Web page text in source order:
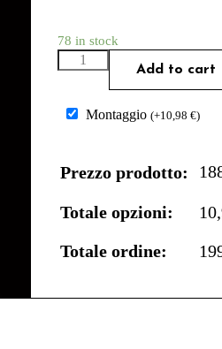
78 in stock
Add to cart
Montaggio (+10,98 €)
Prezzo prodotto:
Totale opzioni:
Totale ordine: